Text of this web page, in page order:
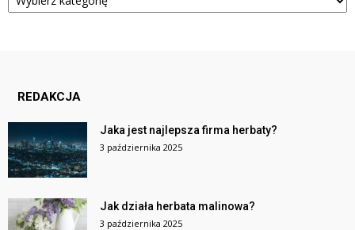
REDAKCJA
Jaka jest najlepsza firma herbaty?
3 października 2025
Jak działa herbata malinowa?
3 października 2025